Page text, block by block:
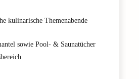
kulinarische Themenabende
sowie Pool- & Saunatücher